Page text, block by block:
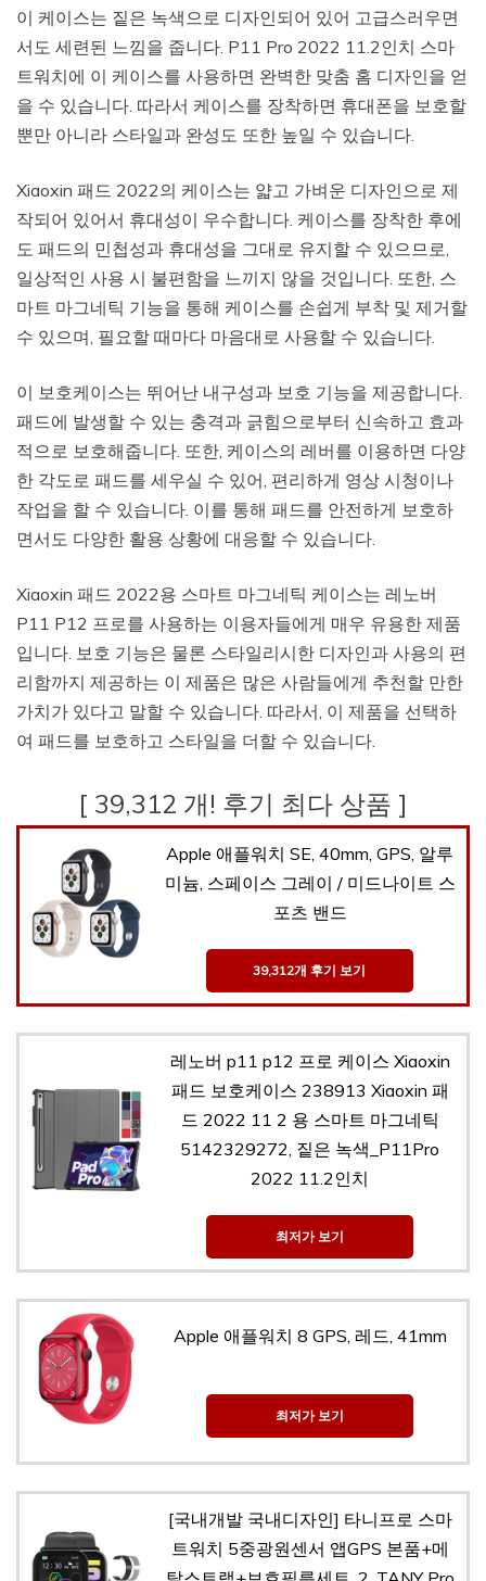
이 케이스는 짙은 녹색으로 디자인되어 있어 고급스러우면
서도 세련된 느낌을 줍니다. P11 Pro 2022 11.2인치 스마
트워치에 이 케이스를 사용하면 완벽한 맞춤 홈 디자인을 얻
을 수 있습니다. 따라서 케이스를 장착하면 휴대폰을 보호할
뿐만 아니라 스타일과 완성도 또한 높일 수 있습니다.
Xiaoxin 패드 2022의 케이스는 얇고 가벼운 디자인으로 제
작되어 있어서 휴대성이 우수합니다. 케이스를 장착한 후에
도 패드의 민첩성과 휴대성을 그대로 유지할 수 있으므로,
일상적인 사용 시 불편함을 느끼지 않을 것입니다. 또한, 스
마트 마그네틱 기능을 통해 케이스를 손쉽게 부착 및 제거할
수 있으며, 필요할 때마다 마음대로 사용할 수 있습니다.
이 보호케이스는 뛰어난 내구성과 보호 기능을 제공합니다.
패드에 발생할 수 있는 충격과 긁힘으로부터 신속하고 효과
적으로 보호해줍니다. 또한, 케이스의 레버를 이용하면 다양
한 각도로 패드를 세우실 수 있어, 편리하게 영상 시청이나
작업을 할 수 있습니다. 이를 통해 패드를 안전하게 보호하
면서도 다양한 활용 상황에 대응할 수 있습니다.
Xiaoxin 패드 2022용 스마트 마그네틱 케이스는 레노버
P11 P12 프로를 사용하는 이용자들에게 매우 유용한 제품
입니다. 보호 기능은 물론 스타일리시한 디자인과 사용의 편
리함까지 제공하는 이 제품은 많은 사람들에게 추천할 만한
가치가 있다고 말할 수 있습니다. 따라서, 이 제품을 선택하
여 패드를 보호하고 스타일을 더할 수 있습니다.
[ 39,312 개! 후기 최다 상품 ]
Apple 애플워치 SE, 40mm, GPS, 알루
미늄, 스페이스 그레이 / 미드나이트 스
포츠 밴드
39,312개 후기 보기
레노버 p11 p12 프로 케이스 Xiaoxin
패드 보호케이스 238913 Xiaoxin 패
드 2022 11 2 용 스마트 마그네틱
5142329272, 짙은 녹색_P11Pro
2022 11.2인치
최저가 보기
Apple 애플워치 8 GPS, 레드, 41mm
최저가 보기
[국내개발 국내디자인] 타니프로 스마
트워치 5중광원센서 앱GPS 본품+메